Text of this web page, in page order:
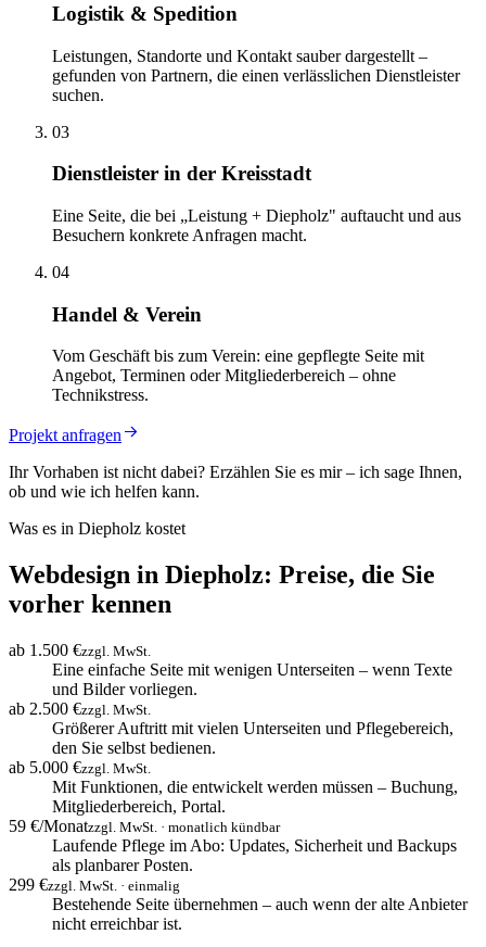
Logistik & Spedition
Leistungen, Standorte und Kontakt sauber dargestellt –
gefunden von Partnern, die einen verlässlichen Dienstleister
suchen.
03
Dienstleister in der Kreisstadt
Eine Seite, die bei „Leistung + Diepholz" auftaucht und aus
Besuchern konkrete Anfragen macht.
04
Handel & Verein
Vom Geschäft bis zum Verein: eine gepflegte Seite mit
Angebot, Terminen oder Mitgliederbereich – ohne
Technikstress.
Projekt anfragen
Ihr Vorhaben ist nicht dabei? Erzählen Sie es mir – ich sage Ihnen,
ob und wie ich helfen kann.
Was es in Diepholz kostet
Webdesign in Diepholz: Preise, die Sie
vorher kennen
ab 1.500 €zzgl. MwSt.
Eine einfache Seite mit wenigen Unterseiten – wenn Texte
und Bilder vorliegen.
ab 2.500 €zzgl. MwSt.
Größerer Auftritt mit vielen Unterseiten und Pflegebereich,
den Sie selbst bedienen.
ab 5.000 €zzgl. MwSt.
Mit Funktionen, die entwickelt werden müssen – Buchung,
Mitgliederbereich, Portal.
59 €/Monatzzgl. MwSt. · monatlich kündbar
Laufende Pflege im Abo: Updates, Sicherheit und Backups
als planbarer Posten.
299 €zzgl. MwSt. · einmalig
Bestehende Seite übernehmen – auch wenn der alte Anbieter
nicht erreichbar ist.